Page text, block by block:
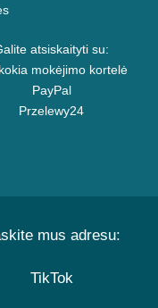
atsiskaityti su:
mokėjimo kortelė
PayPal
Przelewy24
mus adresu:
TikTok